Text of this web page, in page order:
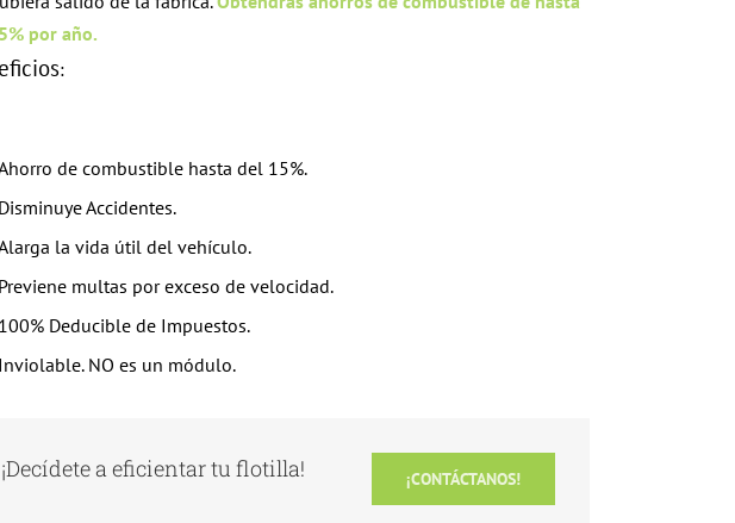
por año.
:
de combustible hasta del 15%.
Disminuye Accidentes.
la vida útil del vehículo.
Previene multas por exceso de velocidad.
100% Deducible de Impuestos.
Inviolable. NO es un módulo.
¡CONTÁCTANOS!
¡Decídete a eficientar tu flotilla!